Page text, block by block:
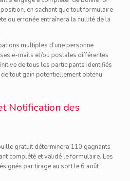
en sachant que tout formulaire
ou erronée entraînera la nullité de la
multiples d’une personne
e-mails et/ou postales différentes
de tous les participants identifiés
de tout gain potentiellement obtenu
Notification des
gratuit déterminera 110 gagnants
complété et validé le formulaire. Les
par tirage au sort le 6 août